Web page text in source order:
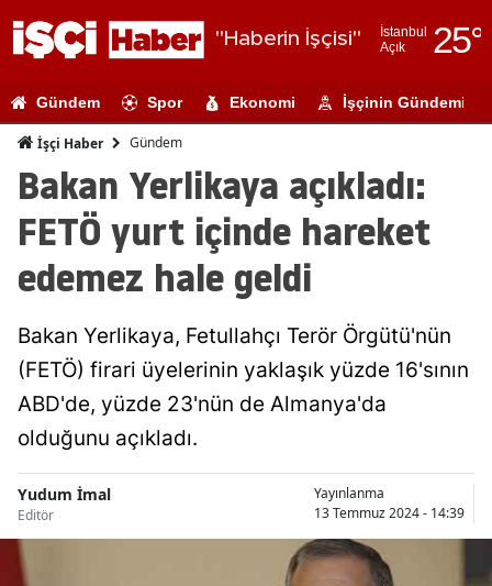
"Haberin İşçisi"
İstanbul
Açık
25°
Adıyaman
Ağrı
Amasya
Antalya
Artvin
Balıkesir
Bilecik
Gündem Spor Ekonomi İşçinin Gündemi
İşçi Haber Gündem
Bakan Yerlikaya açıkladı:
FETÖ yurt içinde hareket
edemez hale geldi
Bakan Yerlikaya, Fetullahçı Terör Örgütü'nün
(FETÖ) firari üyelerinin yaklaşık yüzde 16'sının
ABD'de, yüzde 23'nün de Almanya'da
olduğunu açıkladı.
Yudum İmal
Editör
Yayınlanma
13 Temmuz 2024 - 14:39